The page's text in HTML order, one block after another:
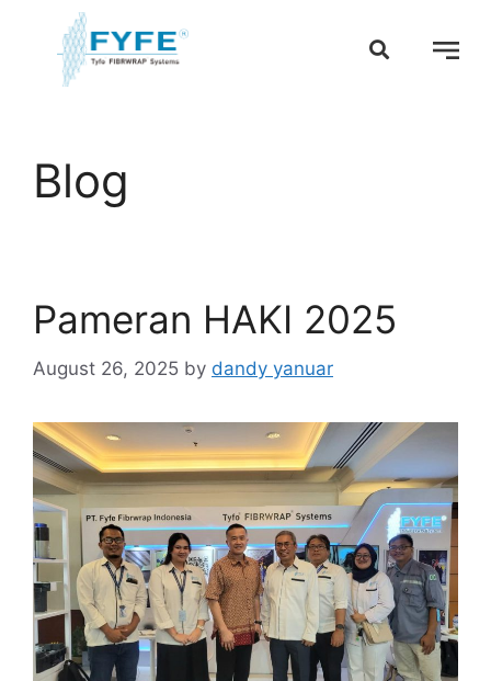
Blog
Pameran HAKI 2025
August 26, 2025 by dandy yanuar